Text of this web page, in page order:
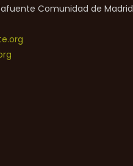
Comunidad de Madrid